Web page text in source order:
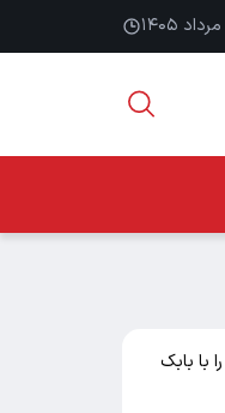
با بابک